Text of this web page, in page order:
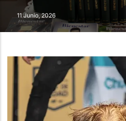
11 Junio, 2026